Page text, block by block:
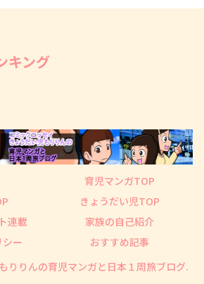
キング
育児マンガTOP
きょうだい児TOP
連載
家族の自己紹介
ー
おすすめ記事
りりんの育児マンガと日本１周旅ブログ.